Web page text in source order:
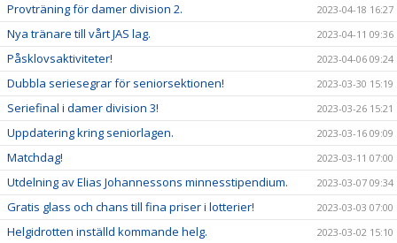
Provträning för damer division 2. 2023-04-18 16:27
Nya tränare till vårt JAS lag. 2023-04-11 09:36
Påsklovsaktiviteter! 2023-04-06 09:24
Dubbla seriesegrar för seniorsektionen! 2023-03-30 15:19
Seriefinal i damer division 3! 2023-03-26 15:21
Uppdatering kring seniorlagen. 2023-03-16 09:09
Matchdag! 2023-03-11 07:00
Utdelning av Elias Johannessons minnesstipendium. 2023-03-07 09:34
Gratis glass och chans till fina priser i lotterier! 2023-03-03 07:00
Helgidrotten inställd kommande helg. 2023-03-02 15:10